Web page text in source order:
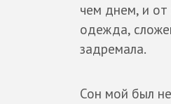
чем днем, и от
одежда,
задремала.
Сон мой был